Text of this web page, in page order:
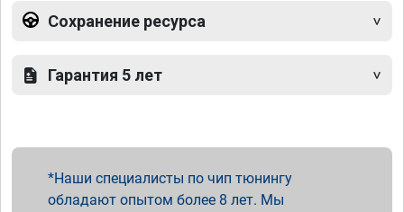
Сохранение ресурса
Гарантия 5 лет
Наши специалисты по чип тюнингу
обладают опытом более 8 лет. Мы